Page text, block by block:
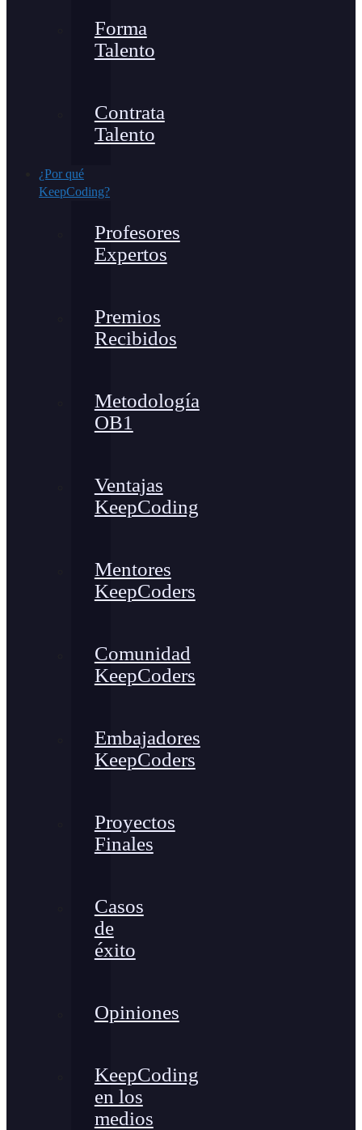
Forma
Talento
Contrata
Talento
¿Por qué
KeepCoding?
Profesores
Expertos
Premios
Recibidos
Metodología
OB1
Ventajas
KeepCoding
Mentores
KeepCoders
Comunidad
KeepCoders
Embajadores
KeepCoders
Proyectos
Finales
Casos
de
éxito
Opiniones
KeepCoding
en los
medios